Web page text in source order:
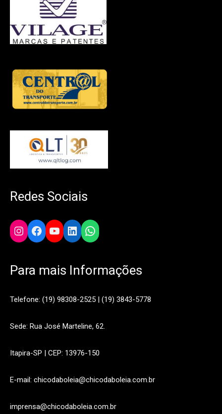
Redes Sociais
Instagram
Facebook
YouTube
LinkedIn
WhatsApp
Para mais Informações
Telefone: (19) 98308-2525 | (19) 3843-5778
Sede: Rua José Marteline, 62.
Itapira-SP | CEP: 13976-150
E-mail: chicodaboleia@chicodaboleia.com.br
imprensa@chicodaboleia.com.br